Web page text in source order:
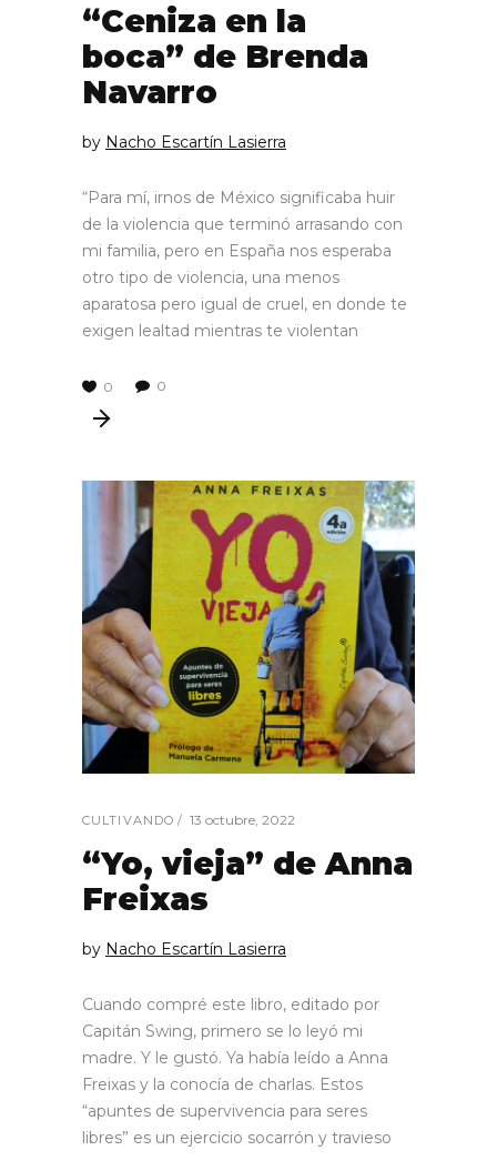
“Ceniza en la
boca” de Brenda
Navarro
by Nacho Escartín Lasierra
“Para mí, irnos de México significaba huir
de la violencia que terminó arrasando con
mi familia, pero en España nos esperaba
otro tipo de violencia, una menos
aparatosa pero igual de cruel, en donde te
exigen lealtad mientras te violentan
0 0
CULTIVANDO 13 octubre, 2022
“Yo, vieja” de Anna
Freixas
by Nacho Escartín Lasierra
Cuando compré este libro, editado por
Capitán Swing, primero se lo leyó mi
madre. Y le gustó. Ya había leído a Anna
Freixas y la conocía de charlas. Estos
“apuntes de supervivencia para seres
libres” es un ejercicio socarrón y travieso